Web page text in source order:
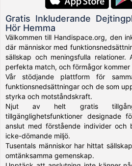
Gratis Inkluderande
Hör Hemma
Välkommen till Handispace.org, den
där människor med
sällskap och meningsfulla
perfekta match, och förmågor kommer
Vår stödjande plattform för
funktionsnedsättningar och de som
styrka och motståndskraft.
Njut av helt gratis
tillgänglighetsfunktioner designade
anslut med förstående individer
icke-dömande miljö.
Tusentals människor har hittat
omtänksamma gemenskap.